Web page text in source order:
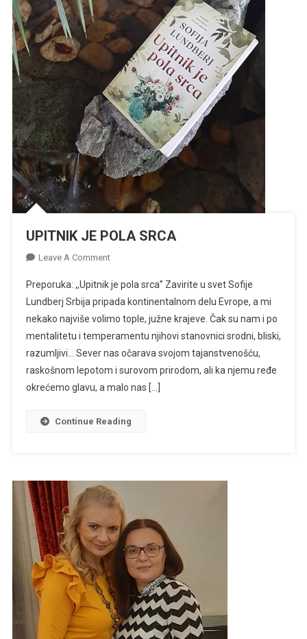
UPITNIK JE POLA SRCA
Leave A CommentOn
JE
POLA
SRCA
Preporuka: ,,Upitnik je pola srca” Zavirite u svet Sofije
Lundberj Srbija pripada kontinentalnom delu Evrope, a mi
nekako najviše volimo tople, južne krajeve. Čak su nam i po
mentalitetu i temperamentu njihovi stanovnici srodni, bliski,
razumljivi… Sever nas očarava svojom tajanstvenošću,
raskošnom lepotom i surovom prirodom, ali ka njemu ređe
okrećemo glavu, a malo nas […]
Continue Reading